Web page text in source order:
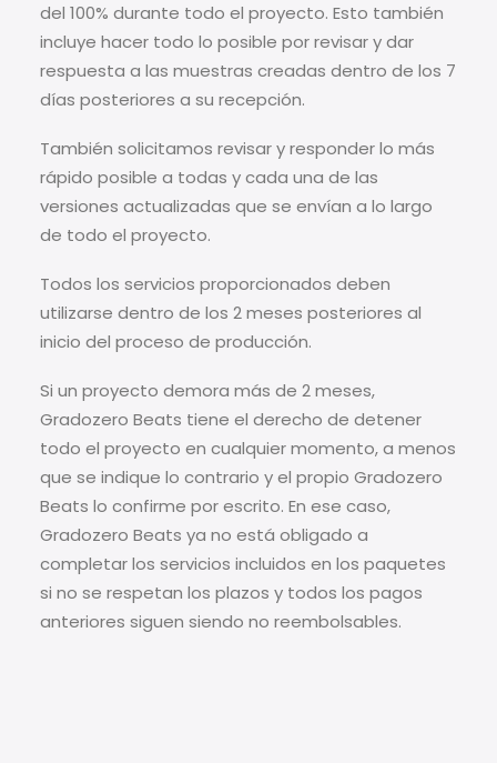
del 100% durante todo el proyecto. Esto también
incluye hacer todo lo posible por revisar y dar
respuesta a las muestras creadas dentro de los 7
días posteriores a su recepción.
También solicitamos revisar y responder lo más
rápido posible a todas y cada una de las
versiones actualizadas que se envían a lo largo
de todo el proyecto.
Todos los servicios proporcionados deben
utilizarse dentro de los 2 meses posteriores al
inicio del proceso de producción.
Si un proyecto demora más de 2 meses,
Gradozero Beats tiene el derecho de detener
todo el proyecto en cualquier momento, a menos
que se indique lo contrario y el propio Gradozero
Beats lo confirme por escrito. En ese caso,
Gradozero Beats ya no está obligado a
completar los servicios incluidos en los paquetes
si no se respetan los plazos y todos los pagos
anteriores siguen siendo no reembolsables.